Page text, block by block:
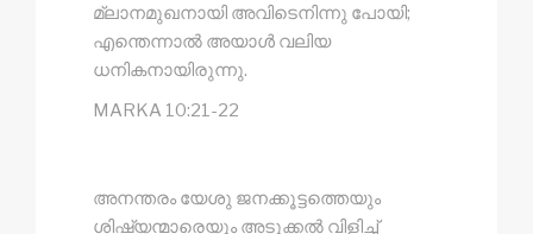
മ്ലാനമുഖനായി അവിടെനിന്നു പോയി;
എന്തെന്നാൽ അയാൾ വലിയ
ധനികനായിരുന്നു.
MARKA 10:21-22
അനന്തരം യേശു ജനക്കൂട്ടത്തെയും
ശിഷ്യന്മാരെയും അടുക്കൽ വിളിച്ച്